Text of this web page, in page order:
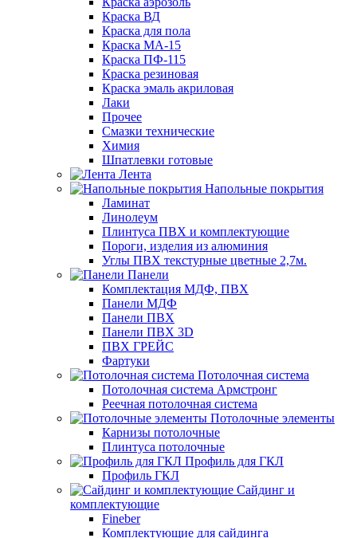
Краска ВД
Краска для пола
Краска МА-15
Краска ПФ-115
Краска резиновая
Краска эмаль акриловая
Лаки
Прочее
Смазки технические
Химия
Шпатлевки готовые
Лента
Напольные покрытия
Ламинат
Линолеум
Плинтуса ПВХ и комплектующие
Пороги, изделия из алюминия
Углы ПВХ текстурные цветные 2,7м.
Панели
Комплектация МДФ, ПВХ
Панели МДФ
Панели ПВХ
Панели ПВХ 3D
ПВХ ГРЕЙС
Фартуки
Потолочная система
Потолочная система Армстронг
Реечная потолочная система
Потолочные элементы
Карнизы потолочные
Плинтуса потолочные
Профиль для ГКЛ
Профиль ГКЛ
Сайдинг и
комплектующие
Fineber
Комплектующие для сайдинга